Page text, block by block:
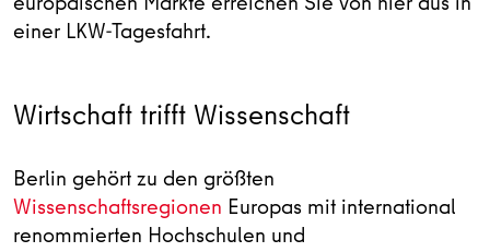
einer LKW-Tagesfahrt.
Wirtschaft trifft Wissenschaft
Berlin gehört zu den größten
Wissenschaftsregionen Europas mit international
renommierten Hochschulen und